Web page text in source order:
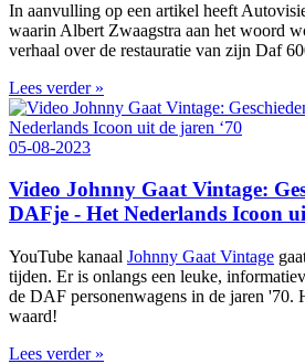
In aanvulling op een artikel heeft
waarin Albert Zwaagstra aan het woord
verhaal over de restauratie van zijn Daf
Lees verder »
05-08-2023
Video Johnny Gaat Vintage:
DAFje - Het Nederlands Icoon
YouTube kanaal Johnny Gaat Vintage
tijden. Er is onlangs een leuke,
de DAF personenwagens in de jaren '70.
waard!
Lees verder »